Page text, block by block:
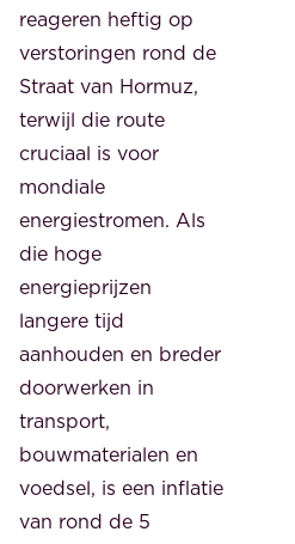
reageren heftig op
verstoringen rond de
Straat van Hormuz,
terwijl die route
cruciaal is voor
mondiale
energiestromen. Als
die hoge
energieprijzen
langere tijd
aanhouden en breder
doorwerken in
transport,
bouwmaterialen en
voedsel, is een inflatie
van rond de 5